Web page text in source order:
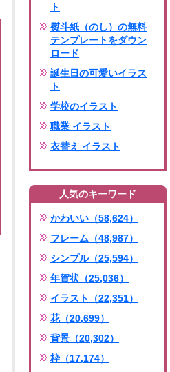
ト
熨斗紙（のし）の無料
テンプレートをダウン
ロード
誕生日の可愛いイラス
ト
学校のイラスト
職業 イラスト
衣替え イラスト
人気のキーワード
かわいい（58,624）
フレーム（48,987）
シンプル（25,594）
年賀状（25,036）
イラスト（22,351）
花（20,699）
背景（20,302）
枠（17,174）